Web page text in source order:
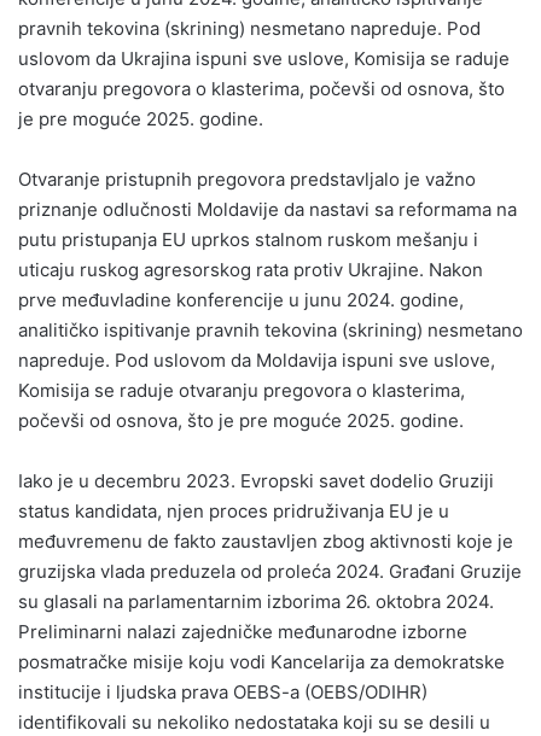
pravnih tekovina (skrining) nesmetano napreduje. Pod
uslovom da Ukrajina ispuni sve uslove, Komisija se raduje
otvaranju pregovora o klasterima, počevši od osnova, što
je pre moguće 2025. godine.
Otvaranje pristupnih pregovora predstavljalo je važno
priznanje odlučnosti Moldavije da nastavi sa reformama na
putu pristupanja EU uprkos stalnom ruskom mešanju i
uticaju ruskog agresorskog rata protiv Ukrajine. Nakon
prve međuvladine konferencije u junu 2024. godine,
analitičko ispitivanje pravnih tekovina (skrining) nesmetano
napreduje. Pod uslovom da Moldavija ispuni sve uslove,
Komisija se raduje otvaranju pregovora o klasterima,
počevši od osnova, što je pre moguće 2025. godine.
Iako je u decembru 2023. Evropski savet dodelio Gruziji
status kandidata, njen proces pridruživanja EU je u
međuvremenu de fakto zaustavljen zbog aktivnosti koje je
gruzijska vlada preduzela od proleća 2024. Građani Gruzije
su glasali na parlamentarnim izborima 26. oktobra 2024.
Preliminarni nalazi zajedničke međunarodne izborne
posmatračke misije koju vodi Kancelarija za demokratske
institucije i ljudska prava OEBS-a (OEBS/ODIHR)
identifikovali su nekoliko nedostataka koji su se desili u